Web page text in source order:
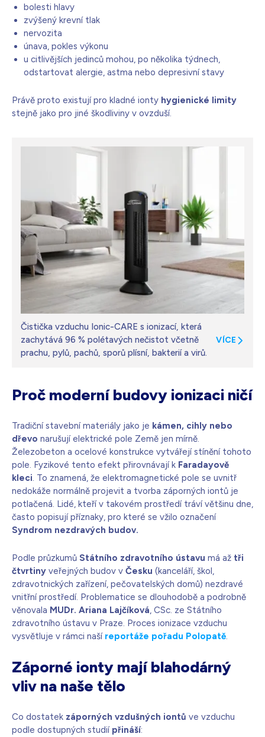
bolesti hlavy
zvýšený krevní tlak
nervozita
únava, pokles výkonu
u citlivějších jedinců mohou, po několika týdnech,
odstartovat alergie, astma nebo depresivní stavy
Právě proto existují pro kladné ionty hygienické limity
stejně jako pro jiné škodliviny v ovzduší.
Čistička vzduchu Ionic-CARE s ionizací, která
zachytává 96 % polétavých nečistot včetně
prachu, pylů, pachů, sporů plísní, bakterií a virů.
VÍCE
Proč moderní budovy ionizaci ničí
Tradiční stavební materiály jako je kámen, cihly nebo
dřevo narušují elektrické pole Země jen mírně.
Železobeton a ocelové konstrukce vytvářejí stínění tohoto
pole. Fyzikové tento efekt přirovnávají k Faradayově
kleci. To znamená, že elektromagnetické pole se uvnitř
nedokáže normálně projevit a tvorba záporných iontů je
potlačená. Lidé, kteří v takovém prostředí tráví většinu dne,
často popisují příznaky, pro které se vžilo označení
Syndrom nezdravých budov.
Podle průzkumů Státního zdravotního ústavu má až tři
čtvrtiny veřejných budov v Česku (kanceláří, škol,
zdravotnických zařízení, pečovatelských domů) nezdravé
vnitřní prostředí. Problematice se dlouhodobě a podrobně
věnovala MUDr. Ariana Lajčíková, CSc. ze Státního
zdravotního ústavu v Praze. Proces ionizace vzduchu
vysvětluje v rámci naší reportáže pořadu Polopatě.
Záporné ionty mají blahodárný
vliv na naše tělo
Co dostatek záporných vzdušných iontů ve vzduchu
podle dostupných studií přináší: